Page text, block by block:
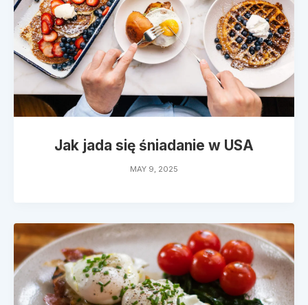
Jak jada się śniadanie w USA
MAY 9, 2025